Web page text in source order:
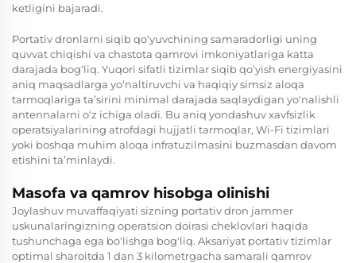
ketligini bajaradi.
Portativ dronlarni siqib qo‘yuvchining samaradorligi uning
quvvat chiqishi va chastota qamrovi imkoniyatlariga katta
darajada bog‘liq. Yuqori sifatli tizimlar siqib qo‘yish energiyasini
aniq maqsadlarga yo‘naltiruvchi va haqiqiy simsiz aloqa
tarmoqlariga ta’sirini minimal darajada saqlaydigan yo‘nalishli
antennalarni o‘z ichiga oladi. Bu aniq yondashuv xavfsizlik
operatsiyalarining atrofdagi hujjatli tarmoqlar, Wi-Fi tizimlari
yoki boshqa muhim aloqa infratuzilmasini buzmasdan davom
etishini ta’minlaydi.
Masofa va qamrov hisobga olinishi
Joylashuv muvaffaqiyati sizning portativ dron jammer
uskunalaringizning operatsion doirasi cheklovlari haqida
tushunchaga ega bo'lishga bog'liq. Aksariyat portativ tizimlar
optimal sharoitda 1 dan 3 kilometrgacha samarali qamrov